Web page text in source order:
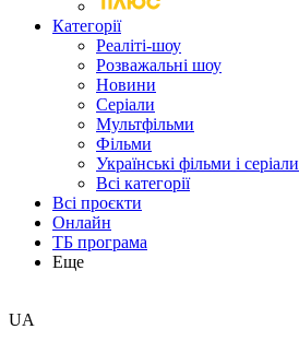
Категорії
Реаліті-шоу
Розважальні шоу
Новини
Серіали
Мультфільми
Фільми
Українські фільми і серіали
Всі категорії
Всі проєкти
Онлайн
ТБ програма
Еще
UA